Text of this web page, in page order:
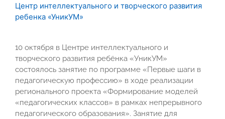
Центр интеллектуального и творческого развития
ребенка «УникУМ»
10 октября в Центре интеллектуального и
творческого развития ребёнка «УникУМ»
состоялось занятие по программе «Первые шаги в
педагогическую профессию» в ходе реализации
регионального проекта «Формирование моделей
«педагогических классов» в рамках непрерывного
педагогического образования». Занятие для